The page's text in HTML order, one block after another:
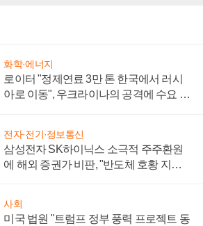
화학·에너지
로이터 "정제연료 3만 톤 한국에서 러시
아로 이동", 우크라이나의 공격에 수요 늘
전자·전기·정보통신
삼성전자 SK하이닉스 소극적 주주환원
에 해외 증권가 비판, "반도체 호황 지속
사회
미국 법원 "트럼프 정부 풍력 프로젝트 동